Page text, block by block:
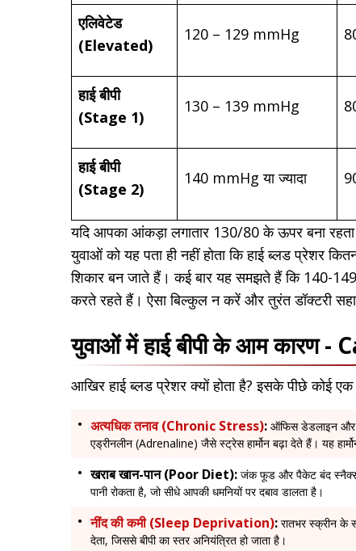
एलिवेटेड
(Elevated)
120 – 129 mmHg
हाई बीपी
(Stage 1)
130 – 139 mmHg
हाई बीपी
(Stage 2)
140 mmHg या ज्यादा
यदि आपका आंकड़ा लगातार 130/80 के ऊपर बना
युवाओं को यह पता ही नहीं होता कि हाई ब्लड प्रेशर
शिकार बन जाते हैं। कई बार यह समझते हैं कि 140-
करते रहते हैं। ऐसा बिल्कुल न करें और तुरंत डॉक्टरी
युवाओं में हाई बीपी के आम
आखिर हाई ब्लड प्रेशर क्यों होता है? इसके पीछे कोई एक
अत्यधिक तनाव (Chronic Stress): ऑफिस डेडलाइन और
एड्रीनलीन (Adrenaline) जैसे स्ट्रेस हार्मोन बढ़ा देते हैं। यह
खराब खान-पान (Poor Diet): जंक फूड और पैकेट बंद स्नैक्स
पानी रोकता है, जो सीधे आपकी धमनियों पर दबाव डालता है।
नींद की कमी (Sleep Deprivation): रातभर स्क्रीन के
देता, जिससे बीपी का स्तर अनियंत्रित हो जाता है।